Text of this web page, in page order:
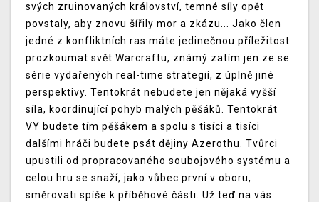
svých zruinovaných království, temné síly opět
povstaly, aby znovu šířily mor a zkázu... Jako člen
jedné z konfliktních ras máte jedinečnou příležitost
prozkoumat svět Warcraftu, známý zatím jen ze se
série vydařených real-time strategií, z úplně jiné
perspektivy. Tentokrát nebudete jen nějaká vyšší
síla, koordinující pohyb malých pěšáků. Tentokrát
VY budete tím pěšákem a spolu s tisíci a tisíci
dalšími hráči budete psát dějiny Azerothu. Tvůrci
upustili od propracovaného soubojového systému a
celou hru se snaží, jako vůbec první v oboru,
směrovati spíše k příběhové části. Už teď na vás